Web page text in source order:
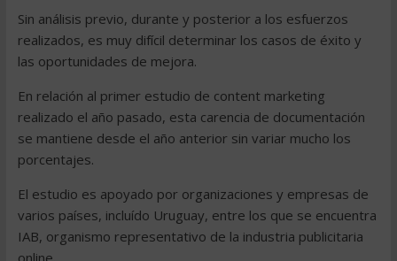
Sin análisis previo, durante y posterior a los esfuerzos
realizados, es muy difícil determinar los casos de éxito y
las oportunidades de mejora.
En relación al primer estudio de content marketing
realizado el año pasado, esta carencia de documentación
se mantiene desde el año anterior sin variar mucho los
porcentajes.
El estudio es apoyado por organizaciones y empresas de
varios países, incluído Uruguay, entre los que se encuentra
IAB, organismo representativo de la industria publicitaria
online.